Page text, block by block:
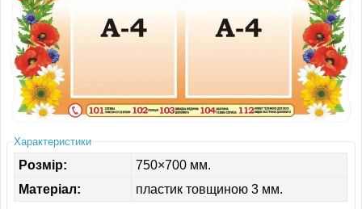
Характеристики
Розмір:
750×700 мм.
Матеріал:
пластик товщиною 3 мм.